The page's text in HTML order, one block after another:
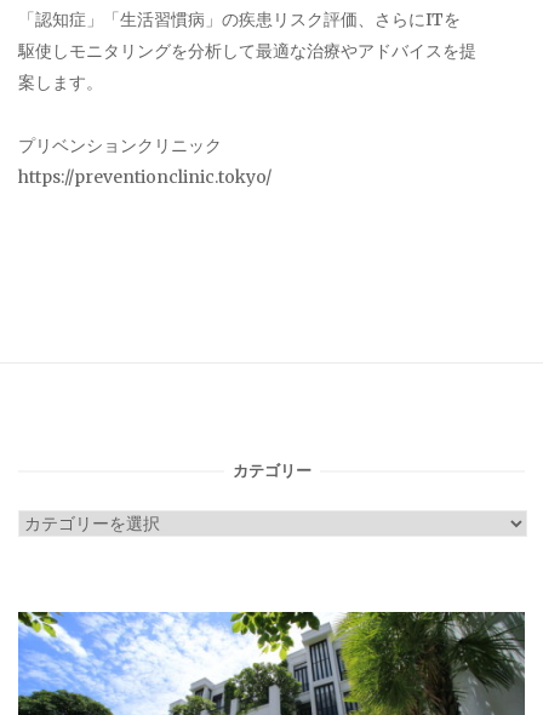
「認知症」「生活習慣病」の疾患リスク評価、さらにITを
駆使しモニタリングを分析して最適な治療やアドバイスを提
案します。
プリベンションクリニック
https://preventionclinic.tokyo/
カテゴリー
カ
リ
ー